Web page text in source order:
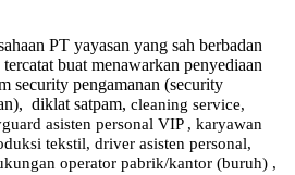
PT yayasan yang sah berbadan
buat menawarkan penyediaan
security pengamanan (security
diklat satpam, cleaning service,
asisten personal VIP , karyawan
tekstil, driver asisten personal,
operator pabrik/kantor (buruh) ,